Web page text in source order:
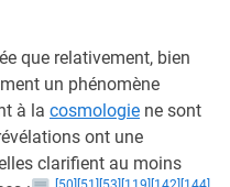
que relativement, bien
un phénomène
à la cosmologie ne sont
ont une
clarifient au moins